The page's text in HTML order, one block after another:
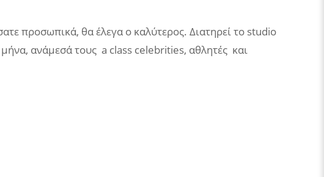
προσωπικά, θα έλεγα ο καλύτερος. Διατηρεί το studio
ανάμεσά τους a class celebrities, αθλητές και